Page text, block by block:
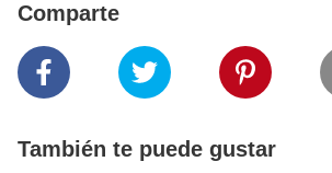
Comparte
También te puede gustar